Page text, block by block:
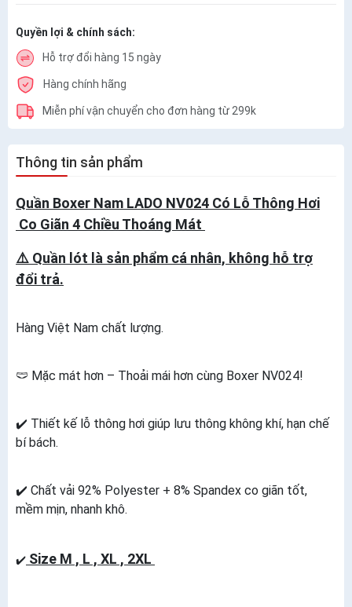
Quyền lợi & chính sách:
Hỗ trợ đổi hàng 15 ngày
Hàng chính hãng
Miễn phí vận chuyển cho đơn hàng từ 299k
Thông tin sản phẩm
Quần Boxer Nam LADO NV024 Có Lỗ Thông Hơi
Co Giãn 4 Chiều Thoáng Mát
⚠️ Quần lót là sản phẩm cá nhân, không hỗ trợ
đổi trả.
Hàng Việt Nam chất lượng.
🩲 Mặc mát hơn – Thoải mái hơn cùng Boxer NV024!
✔️ Thiết kế lỗ thông hơi giúp lưu thông không khí, hạn chế
bí bách.
✔️ Chất vải 92% Polyester + 8% Spandex co giãn tốt,
mềm mịn, nhanh khô.
✔️ Size M , L , XL , 2XL